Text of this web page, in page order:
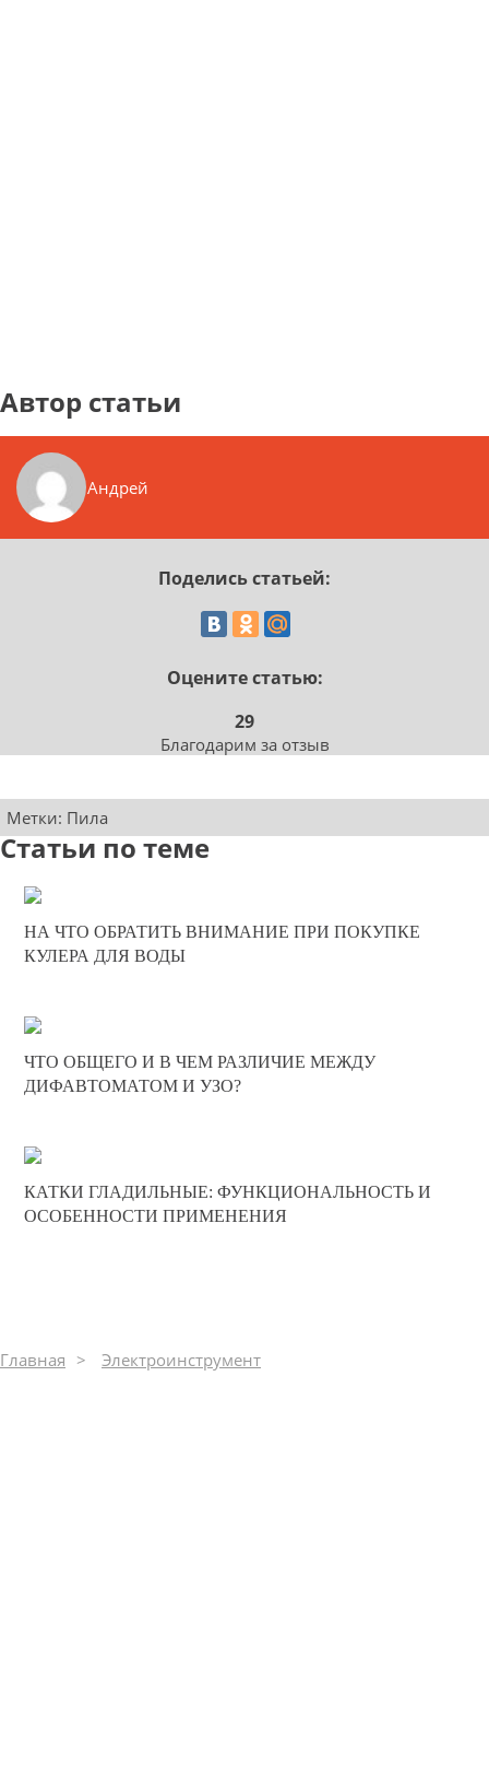
Автор статьи
Андрей
Поделись статьей:
Оцените статью:
29
Благодарим за отзыв
Метки: Пила
Статьи по теме
0
НА ЧТО ОБРАТИТЬ ВНИМАНИЕ ПРИ ПОКУПКЕ
КУЛЕРА ДЛЯ ВОДЫ
0
ЧТО ОБЩЕГО И В ЧЕМ РАЗЛИЧИЕ МЕЖДУ
ДИФАВТОМАТОМ И УЗО?
0
КАТКИ ГЛАДИЛЬНЫЕ: ФУНКЦИОНАЛЬНОСТЬ И
ОСОБЕННОСТИ ПРИМЕНЕНИЯ
Главная Электроинструмент